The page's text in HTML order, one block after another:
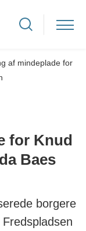
af mindeplade for
for Knud
Baes
borgere